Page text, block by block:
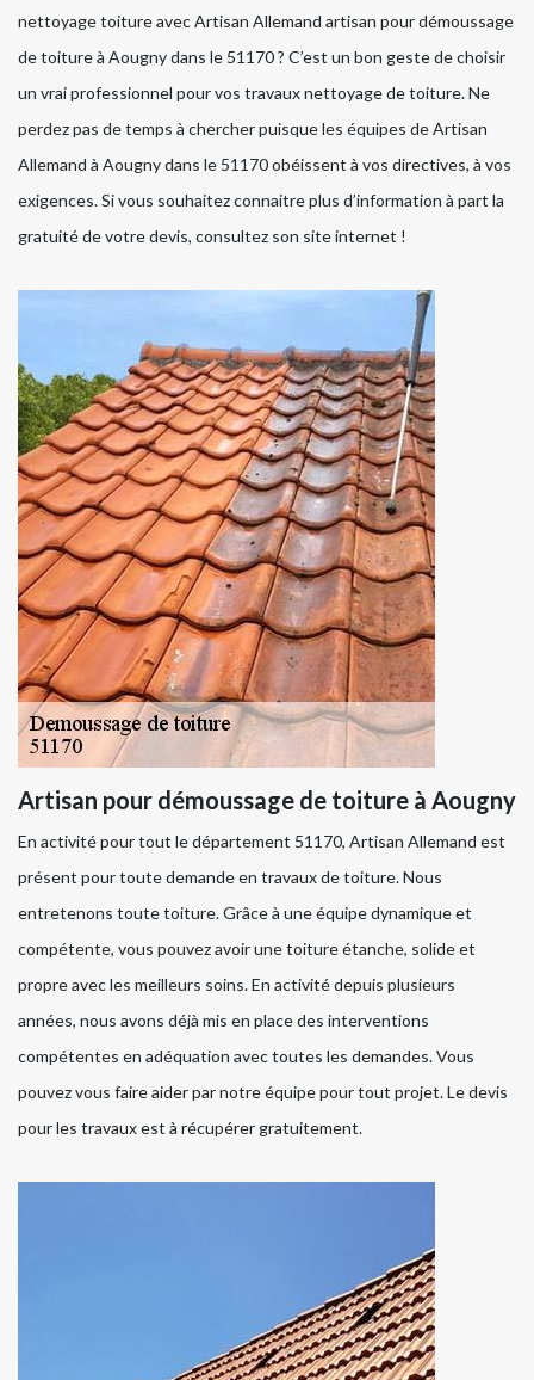
nettoyage toiture avec Artisan Allemand artisan pour démoussage
de toiture à Aougny dans le 51170 ? C’est un bon geste de choisir
un vrai professionnel pour vos travaux nettoyage de toiture. Ne
perdez pas de temps à chercher puisque les équipes de Artisan
Allemand à Aougny dans le 51170 obéissent à vos directives, à vos
exigences. Si vous souhaitez connaitre plus d’information à part la
gratuité de votre devis, consultez son site internet !
Artisan pour démoussage de toiture à Aougny
En activité pour tout le département 51170, Artisan Allemand est
présent pour toute demande en travaux de toiture. Nous
entretenons toute toiture. Grâce à une équipe dynamique et
compétente, vous pouvez avoir une toiture étanche, solide et
propre avec les meilleurs soins. En activité depuis plusieurs
années, nous avons déjà mis en place des interventions
compétentes en adéquation avec toutes les demandes. Vous
pouvez vous faire aider par notre équipe pour tout projet. Le devis
pour les travaux est à récupérer gratuitement.